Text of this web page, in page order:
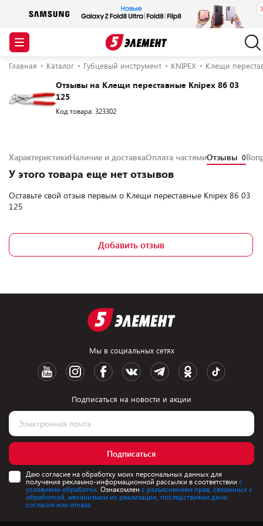
Главная Каталог Губцевый инструмент KNIPEX Клещи
Отзывы на Клещи переставные Knipex 86 03
125
Код товара: 323302
ХарактеристикиНаличие и доставкаОплата частямиОтзывы 0
У этого товара еще нет отзывов
Оставьте свой отзыв первым о Клещи переставные Knipex 86 03
125
Добавить отзыв
Мы в социальных сетях
Подписаться на новости и акции
Подписаться
Даю согласие на обработку моих персональных данных для
получения рекламно-информационной рассылки в соответствии с
условиями обработки. Ознакомлен с разъяснением прав, связанных с
обработкой, механизмом их реализации, последствиями дачи
согласия или отказа.